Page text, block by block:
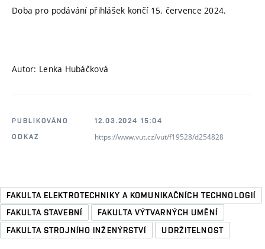
Doba pro podávání přihlášek končí 15. července 2024.
Autor: Lenka Hubáčková
PUBLIKOVÁNO
12.03.2024 15:04
ODKAZ
https://www.vut.cz/vut/f19528/d254828
FAKULTA ELEKTROTECHNIKY A KOMUNIKAČNÍCH TECHNOLOGIÍ
FAKULTA STAVEBNÍ
FAKULTA VÝTVARNÝCH UMĚNÍ
FAKULTA STROJNÍHO INŽENÝRSTVÍ
UDRŽITELNOST